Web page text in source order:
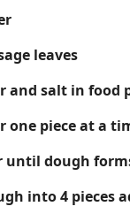
leaves
and salt in food
one piece at a
until dough
into 4 pieces